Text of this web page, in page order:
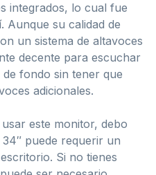
integrados, lo cual fue
Aunque su calidad de
un sistema de altavoces
decente para escuchar
fondo sin tener que
adicionales.
este monitor, debo
puede requerir un
Si no tienes